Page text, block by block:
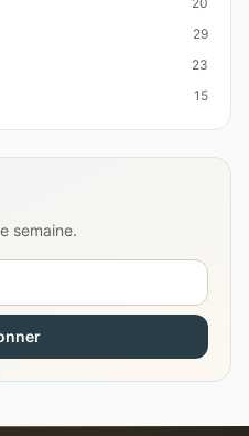
29
23
15
semaine.